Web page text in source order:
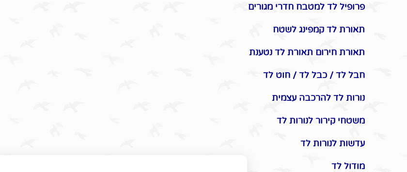
פרופיל לד למטבח חדרי מגורים
תאורת לד קמפינג לשטח
תאורת חירום תאורת לד נטענת
חבל לד / כבל לד / חוט לד
נורות לד להרכבה עצמית
משטחי קירור לנורות לד
עדשות לנורות לד
מודול לד